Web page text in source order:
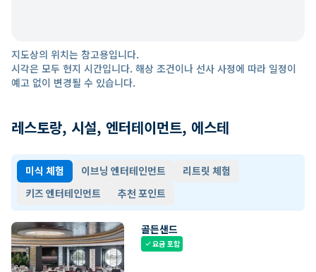
지도상의 위치는 참고용입니다.
시각은 모두 현지 시간입니다. 해상 조건이나 선사 사정에 따라 일정이
예고 없이 변경될 수 있습니다.
레스토랑, 시설, 엔터테이먼트, 에스테
미식 체험 이브닝 엔터테인먼트
리트릿 체험
키즈 엔터테인먼트
추천 포인트
골든샌드
check요금 포함